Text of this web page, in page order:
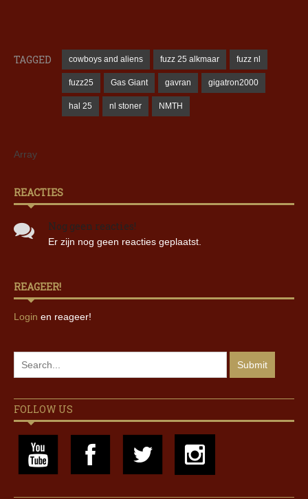
TAGGED cowboys and aliens fuzz 25 alkmaar fuzz nl
fuzz25 Gas Giant gavran gigatron2000
hal 25 nl stoner NMTH
Array
REACTIES
Nog geen reacties!
Er zijn nog geen reacties geplaatst.
REAGEER!
Login en reageer!
FOLLOW US